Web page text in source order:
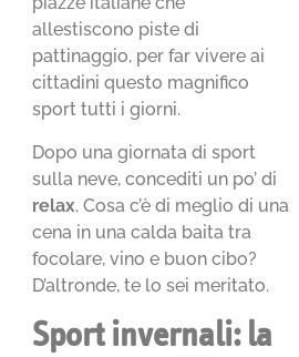
allestiscono piste di
pattinaggio, per far vivere ai
cittadini questo magnifico
sport tutti i giorni.
Dopo una giornata di sport
sulla neve, concediti un po’ di
relax. Cosa c’è di meglio di una
cena in una calda baita tra
focolare, vino e buon cibo?
D’altronde, te lo sei meritato.
Sport invernali: la